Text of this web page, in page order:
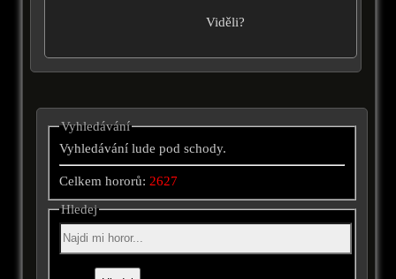
Viděli?
Vyhledávání
Vyhledávání lude pod schody.
Celkem hororů:2627
Hledej